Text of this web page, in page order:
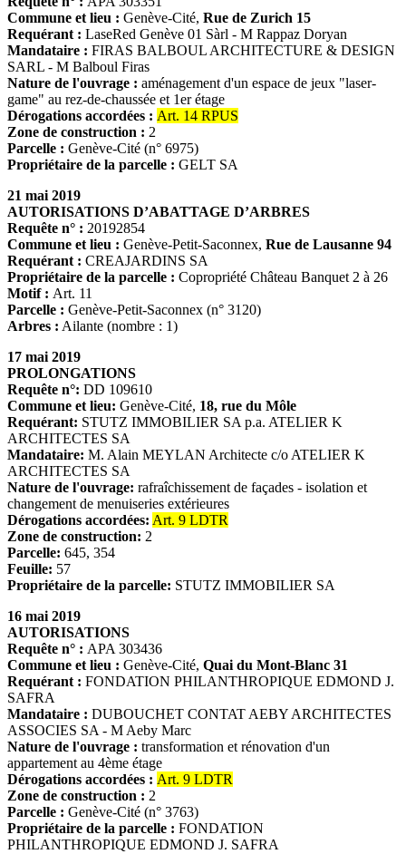
Commune et lieu : Genève-Cité, Rue de Zurich 15
Requérant : LaseRed Genève 01 Sàrl - M Rappaz Doryan
Mandataire : FIRAS BALBOUL ARCHITECTURE & DESIGN
SARL - M Balboul Firas
Nature de l'ouvrage : aménagement d'un espace de jeux "laser-
game" au rez-de-chaussée et 1er étage
Dérogations accordées : Art. 14 RPUS
Zone de construction : 2
Parcelle : Genève-Cité (n° 6975)
Propriétaire de la parcelle : GELT SA
21 mai 2019
AUTORISATIONS D’ABATTAGE D’ARBRES
Requête n° : 20192854
Commune et lieu : Genève-Petit-Saconnex, Rue de Lausanne 94
Requérant : CREAJARDINS SA
Propriétaire de la parcelle : Copropriété Château Banquet 2 à 26
Motif : Art. 11
Parcelle : Genève-Petit-Saconnex (n° 3120)
Arbres : Ailante (nombre : 1)
17 mai 2019
PROLONGATIONS
Requête n°: DD 109610
Commune et lieu: Genève-Cité, 18, rue du Môle
Requérant: STUTZ IMMOBILIER SA p.a. ATELIER K
ARCHITECTES SA
Mandataire: M. Alain MEYLAN Architecte c/o ATELIER K
ARCHITECTES SA
Nature de l'ouvrage: rafraîchissement de façades - isolation et
changement de menuiseries extérieures
Dérogations accordées: Art. 9 LDTR
Zone de construction: 2
Parcelle: 645, 354
Feuille: 57
Propriétaire de la parcelle: STUTZ IMMOBILIER SA
16 mai 2019
AUTORISATIONS
Requête n° : APA 303436
Commune et lieu : Genève-Cité, Quai du Mont-Blanc 31
Requérant : FONDATION PHILANTHROPIQUE EDMOND J.
SAFRA
Mandataire : DUBOUCHET CONTAT AEBY ARCHITECTES
ASSOCIES SA - M Aeby Marc
Nature de l'ouvrage : transformation et rénovation d'un
appartement au 4ème étage
Dérogations accordées : Art. 9 LDTR
Zone de construction : 2
Parcelle : Genève-Cité (n° 3763)
Propriétaire de la parcelle : FONDATION
PHILANTHROPIQUE EDMOND J. SAFRA